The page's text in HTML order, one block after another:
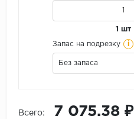
1 шт
Запас на подрезку i
Без запаса
Всего: 7 075.38 ₽